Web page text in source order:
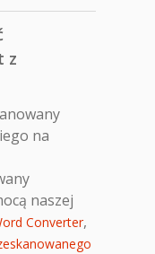
z
na
naszej
Converter,